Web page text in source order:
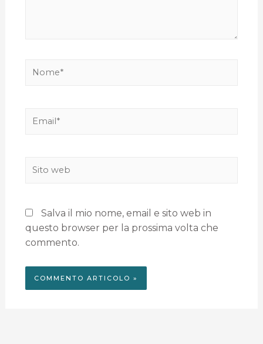
Salva il mio nome, email e sito web in
questo browser per la prossima volta che
commento.